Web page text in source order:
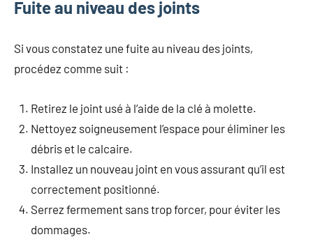
Fuite au niveau des joints
Si vous constatez une fuite au niveau des joints,
procédez comme suit :
Retirez le joint usé à l’aide de la clé à molette.
Nettoyez soigneusement l’espace pour éliminer les
débris et le calcaire.
Installez un nouveau joint en vous assurant qu’il est
correctement positionné.
Serrez fermement sans trop forcer, pour éviter les
dommages.